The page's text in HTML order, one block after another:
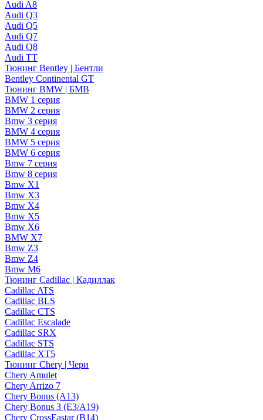
Audi A8
Audi Q3
Audi Q5
Audi Q7
Audi Q8
Audi TT
Тюнинг Bentley | Бентли
Bentley Continental GT
Тюнинг BMW | БМВ
BMW 1 серия
BMW 2 серия
Bmw 3 серия
BMW 4 серия
BMW 5 серия
BMW 6 серия
Bmw 7 серия
Bmw 8 серия
Bmw X1
Bmw X3
Bmw X4
Bmw X5
Bmw X6
BMW X7
Bmw Z3
Bmw Z4
Bmw М6
Тюнинг Cadillac | Кадиллак
Cadillac ATS
Cadillac BLS
Cadillac CTS
Cadillac Escalade
Cadillac SRX
Cadillac STS
Cadillac XT5
Тюнинг Chery | Чери
Chery Amulet
Chery Arrizo 7
Chery Bonus (A13)
Chery Bonus 3 (E3/A19)
Chery CrossEastar (B14)